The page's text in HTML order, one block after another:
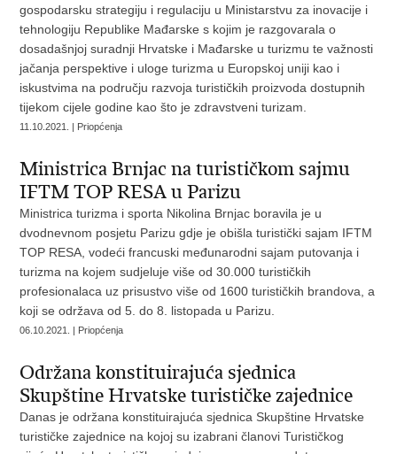
gospodarsku strategiju i regulaciju u Ministarstvu za inovacije i
tehnologiju Republike Mađarske s kojim je razgovarala o
dosadašnjoj suradnji Hrvatske i Mađarske u turizmu te važnosti
jačanja perspektive i uloge turizma u Europskoj uniji kao i
iskustvima na području razvoja turističkih proizvoda dostupnih
tijekom cijele godine kao što je zdravstveni turizam.
11.10.2021. | Priopćenja
Ministrica Brnjac na turističkom sajmu
IFTM TOP RESA u Parizu
Ministrica turizma i sporta Nikolina Brnjac boravila je u
dvodnevnom posjetu Parizu gdje je obišla turistički sajam IFTM
TOP RESA, vodeći francuski međunarodni sajam putovanja i
turizma na kojem sudjeluje više od 30.000 turističkih
profesionalaca uz prisustvo više od 1600 turističkih brandova, a
koji se održava od 5. do 8. listopada u Parizu.
06.10.2021. | Priopćenja
Održana konstituirajuća sjednica
Skupštine Hrvatske turističke zajednice
Danas je održana konstituirajuća sjednica Skupštine Hrvatske
turističke zajednice na kojoj su izabrani članovi Turističkog